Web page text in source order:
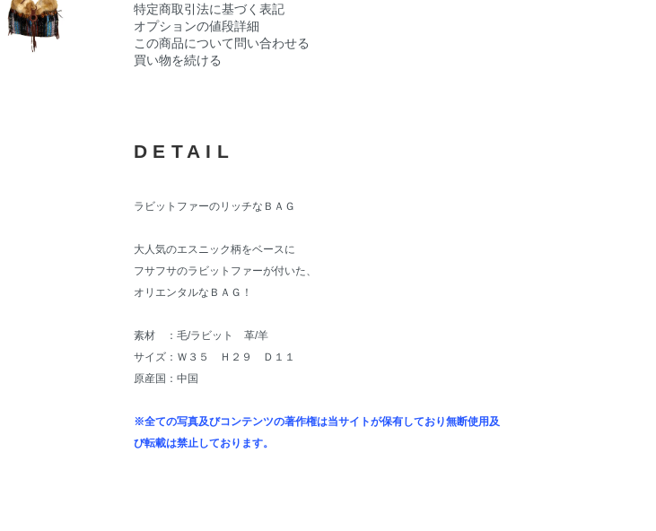
特定商取引法に基づく表記
オプションの値段詳細
この商品について問い合わせる
買い物を続ける
DETAIL
ラビットファーのリッチなＢＡＧ
大人気のエスニック柄をベースに
フサフサのラビットファーが付いた、
オリエンタルなＢＡＧ！
素材 ：毛/ラビット 革/羊
サイズ：Ｗ３５ Ｈ２９ Ｄ１１
原産国：中国
※全ての写真及びコンテンツの著作権は当サイトが保有しており無断使用及
び転載は禁止しております。